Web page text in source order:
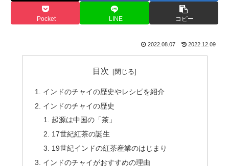
Pocket LINE コピー
2022.08.07 2022.12.09
目次
インドのチャイの歴史やレシピを紹介
インドのチャイの歴史
起源は中国の「茶」
17世紀紅茶の誕生
19世紀インドの紅茶産業のはじまり
インドのチャイがおすすめの理由